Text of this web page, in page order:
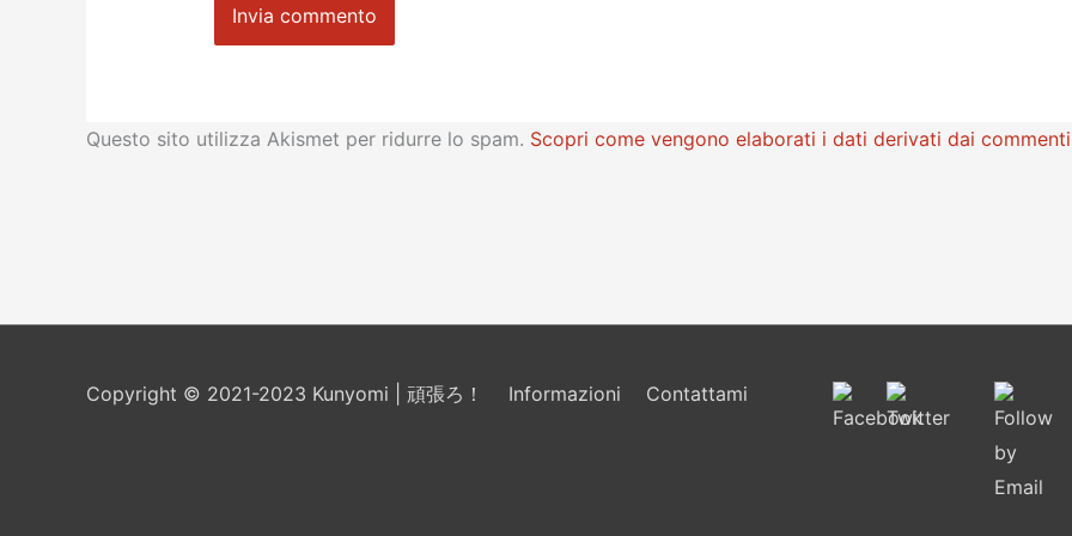
Questo sito utilizza Akismet per ridurre lo spam. Scopri come vengono elaborati i dati derivati dai commenti
Copyright © 2021-2023 Kunyomi | 頑張ろ！ Informazioni Contattami